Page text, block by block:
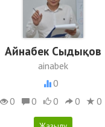
Айнабек Сыдықов
ainabek
0
0
0 0 0 0